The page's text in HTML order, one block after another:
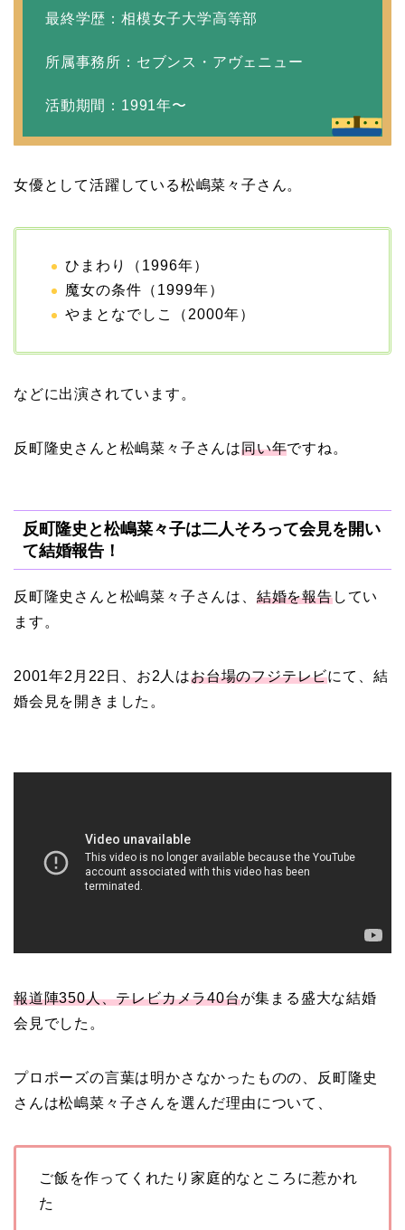
と離婚したのはいつ？顔
画像や離婚理由は？
田村淳と嫁・香那の結婚
破局から復縁へ
関西出身の癒し系美人！
元タレントで交際期間約
はスポーツジム！キュー
最終学歴：相模女子大学高等部
所属事務所：セブンス・アヴェニュー
活動期間：1991年〜
女優として活躍している松嶋菜々子さん。
ひまわり（1996年）
魔女の条件（1999年）
やまとなでしこ（2000年）
などに出演されています。
反町隆史さんと松嶋菜々子さんは同い年ですね。
反町隆史と松嶋菜々子は二人そろって会見を開い
て結婚報告！
反町隆史さんと松嶋菜々子さんは、 結婚を報告してい
ます。
2001年2月22日、お2人はお台場のフジテレビにて、結
婚会見を開きました。
報道陣350人、テレビカメラ40台が集まる盛大な結婚
会見でした。
プロポーズの言葉は明かさなかったものの、反町隆史
さんは松嶋菜々子さんを選んだ理由について、
ご飯を作ってくれたり家庭的なところに惹かれ
た